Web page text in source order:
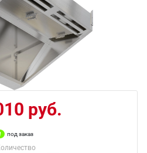
руб.
под заказ